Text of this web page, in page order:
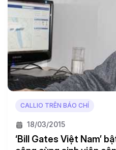
CALLIO TRÊN BÁO CHÍ
18/03/2015
‘Bill Gates Việt Nam’